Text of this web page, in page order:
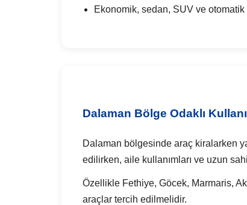
Ekonomik, sedan, SUV ve
Dalaman Bölge Odaklı
Dalaman bölgesinde araç kiralarken
edilirken, aile kullanımları ve uzun
Özellikle Fethiye, Göcek, Marmaris,
araçlar tercih edilmelidir.